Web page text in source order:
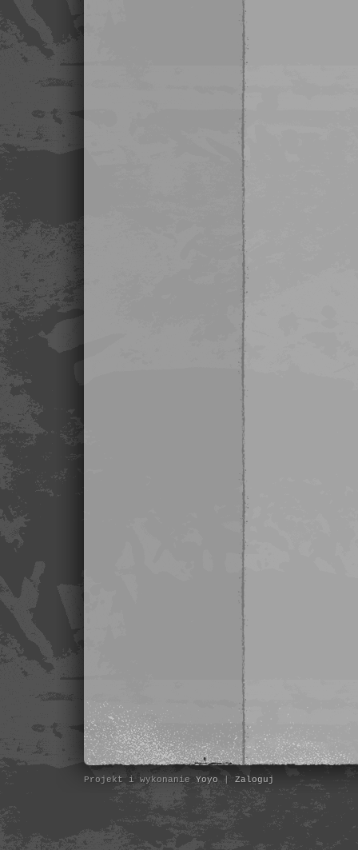
Projekt i wykonanie Yoyo Zaloguj